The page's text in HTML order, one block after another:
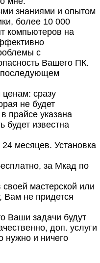
знаниями и опытом
более 10 000
компьютеров на
с
Вашего ПК.
последующем
сразу
не будет
прайсе указана
будет известна
месяцев. Установка
за Мкад по
мастерской или
не придется
Ваши задачи будут
доп. услуги
нужно и ничего